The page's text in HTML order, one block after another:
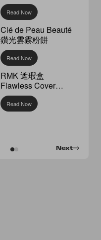
Read Now
Clé de Peau Beauté
鑽光雲霧粉餅
Read Now
RMK 遮瑕盒
Flawless Cover
Concealer
Read Now
Next